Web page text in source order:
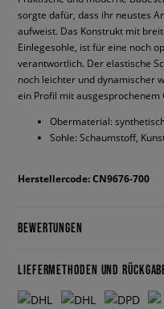
sorgte dafür, dass ihr neustes
aufweist. Das Konstrukt mit
Einlegesohle, ist für eine noch
verantwortlich. Der elastische
noch leichter und dynamischer
ein Profil mit ausgesprochenem
Obermaterial:
Sohle: Schaumstoff,
Herstellercode: CN9676-700
BEWERTUNGEN
LIEFERMETHODEN UND